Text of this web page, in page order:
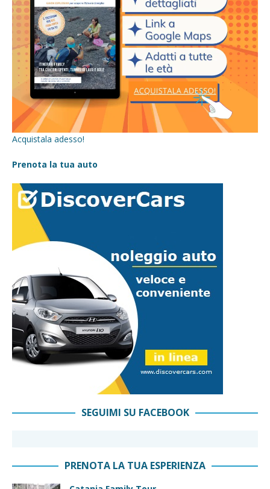
Acquistala adesso!
Prenota la tua auto
SEGUIMI SU FACEBOOK
PRENOTA LA TUA ESPERIENZA